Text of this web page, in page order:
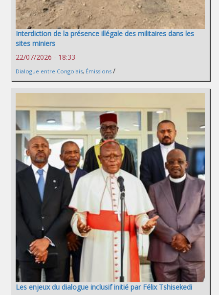
Interdiction de la présence illégale des militaires dans les
sites miniers
22/07/2026 - 18:33
Dialogue entre Congolais, Émissions /
Les enjeux du dialogue inclusif initié par Félix Tshisekedi